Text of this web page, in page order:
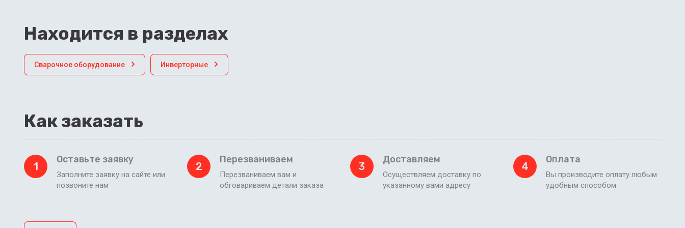
Находится в разделах
Сварочное оборудование Инверторные
Как заказать
1
Оставьте заявку
Заполните заявку на сайте или
позвоните нам
2
Перезваниваем
Перезваниваем вам и
обговариваем детали заказа
3
Доставляем
Осуществляем доставку по
указанному вами адресу
4
Оплата
Вы производите оплату любым
удобным способом